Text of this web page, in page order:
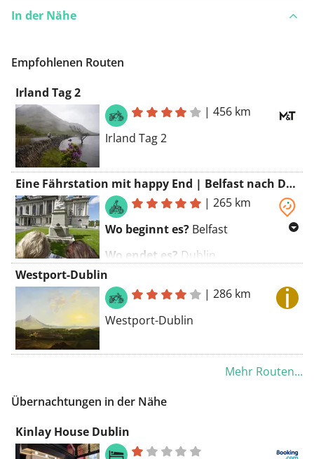
Ist Ihnen auf dieser Route etwas aufgefallen?
Problem
In der Nähe
Empfohlenen Routen
Irland Tag 2
|456 km
Irland Tag 2
Eine Fährstation mit happy End | Belfast nach Dublin
|265 km
Wo beginnt es? Belfast
Wo endet es? Dublin
Wie lang ist es?
Warum ist es großartig?
auf der Autobahn ist eine 90-
minütige Spritztour, aber wenn Sie
angenehme Kombination aus
Fahren Sie von Belfast nach
Westport-Dublin
|286 km
Westport-Dublin
Mehr Routen...
Übernachtungen in der Nähe
Kinlay House Dublin